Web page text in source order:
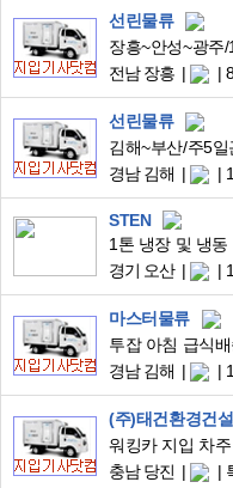
선린물류
전남 장흥
선린물류
경남 김해
STEN
경기 오산
마스터물류
투잡 아침 급식
경남 김해
(주)태건환경건설
충남 당진